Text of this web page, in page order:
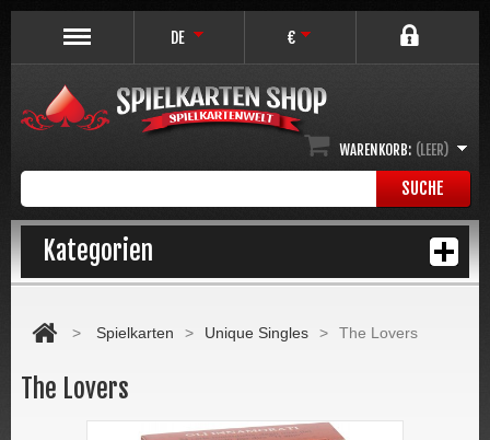
DE €
SUCHE
WARENKORB: (LEER)
Kategorien
> Spielkarten > Unique Singles > The Lovers
The Lovers